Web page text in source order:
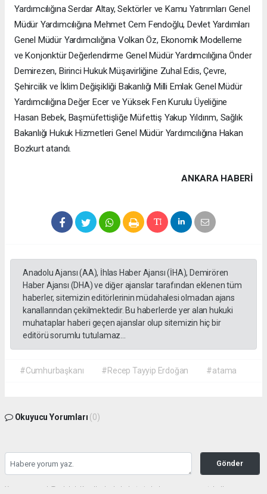
Yardımcılığına Serdar Altay, Sektörler ve Kamu Yatırımları Genel
Müdür Yardımcılığına Mehmet Cem Fendoğlu, Devlet Yardımları
Genel Müdür Yardımcılığına Volkan Öz, Ekonomik Modelleme
ve Konjonktür Değerlendirme Genel Müdür Yardımcılığına Önder
Demirezen, Birinci Hukuk Müşavirliğine Zuhal Edis, Çevre,
Şehircilik ve İklim Değişikliği Bakanlığı Milli Emlak Genel Müdür
Yardımcılığına Değer Ecer ve Yüksek Fen Kurulu Üyeliğine
Hasan Bebek, Başmüfettişliğe Müfettiş Yakup Yıldırım, Sağlık
Bakanlığı Hukuk Hizmetleri Genel Müdür Yardımcılığına Hakan
Bozkurt atandı.
ANKARA HABERİ
Anadolu Ajansı (AA), İhlas Haber Ajansı (İHA), Demirören
Haber Ajansı (DHA) ve diğer ajanslar tarafından eklenen tüm
haberler, sitemizin editörlerinin müdahalesi olmadan ajans
kanallarından çekilmektedir. Bu haberlerde yer alan hukuki
muhataplar haberi geçen ajanslar olup sitemizin hiç bir
editörü sorumlu tutulamaz...
#Cumhurbaşkanı #Recep Tayyip Erdoğan #atama
Okuyucu Yorumları (0)
Gönder
Yorum yazarak Topluluk Kuralları’nı kabul etmiş bulunuyor ve gazetehalk.com